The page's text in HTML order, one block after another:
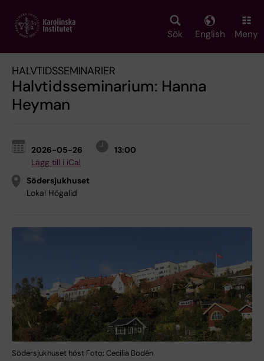
main
Sök English Meny
HALVTIDSSEMINARIER
Halvtidsseminarium: Hanna
Heyman
2026-05-26
13:00
Lägg till i iCal
Södersjukhuset
Lokal Högalid
Södersjukhuset höst Foto: Cecilia Bodén